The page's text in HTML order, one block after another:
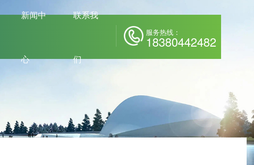
新闻中
心
联系我
们
服务热线：
18380442482